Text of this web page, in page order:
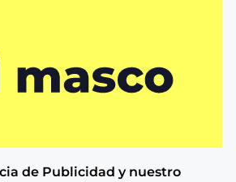
de Publicidad y nuestro